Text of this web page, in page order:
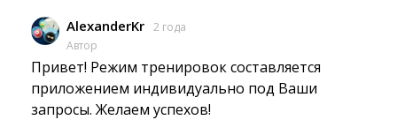
AlexanderKr 2 года
Автор
Привет! Режим тренировок составляется
приложением индивидуально под Ваши
запросы. Желаем успехов!